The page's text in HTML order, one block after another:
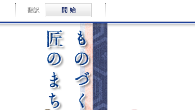
ものづくりのまち結城・匠の
音声読み上げ
翻訳 Multilingual